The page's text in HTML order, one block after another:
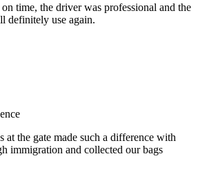
time, the driver was professional and the
definitely use again.
at the gate made such a difference with
immigration and collected our bags